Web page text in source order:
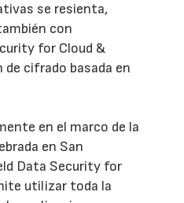
se resienta,
con
for Cloud &
cifrado basada en
en el marco de la
en San
Data Security for
utilizar toda la